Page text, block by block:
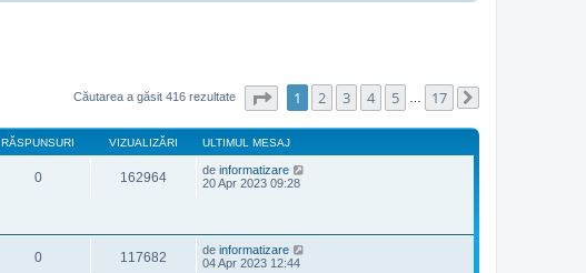
Căutarea a găsit 416 rezultate Pagina1 din 17
1 2 3 4 5 17
RĂSPUNSURI VIZUALIZĂRI ULTIMUL MESAJ
0 162964 de informatizare
20 Apr 2023 09:28
0 117682 de informatizare
04 Apr 2023 12:44